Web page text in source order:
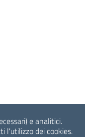
e analitici.
l'utilizzo dei cookies.